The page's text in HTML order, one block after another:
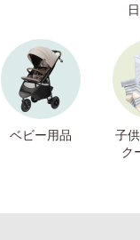
ベビー用品
子
ク